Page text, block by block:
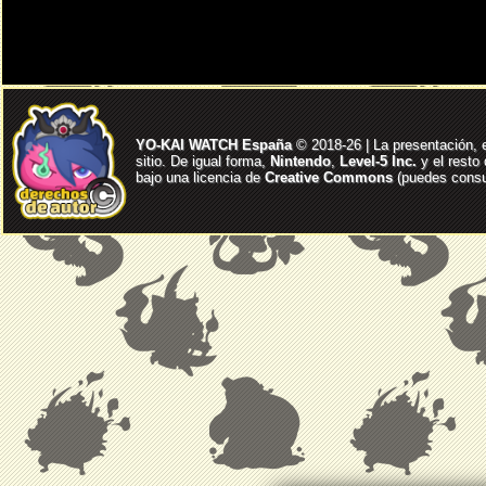
YO-KAI WATCH España© 2018-26 | La presentación,
sitio. De igual forma, Nintendo, Level-5 Inc. y el resto
bajo una licencia deCreative Commons(puedes